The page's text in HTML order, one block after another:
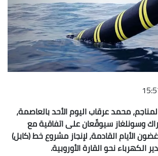
محمد عرقاب اليوم الأحد بالعاصمة،
وسونلغاز سيوقّعان على اتفاقية مع
الأيام القادمة، لإنجاز مشروع خط (كابل)
نحو القارة الأوروبية.